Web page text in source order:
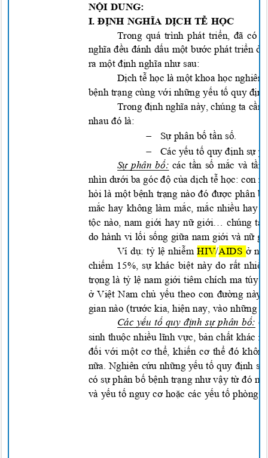
NỘI DUNG:
I. ĐỊNH NGHĨA DỊCH TỄ HỌC
Trong quá trình phát triển, đã có
nghĩa đều đánh dấu một bước phát triển
ra một định nghĩa như sau:
Dịch tễ học là một khoa học
bệnh trạng cùng với những yếu tố quy
Trong định nghĩa này, chúng ta
nhau đó là:
 Sự phân bố tần số.
 Các yếu tố quy định sự
Sự phân bố: các tần số mắc và
nhìn dưới ba góc độ của dịch tễ học: con
hỏi là một bệnh trạng nào đó được phân
mắc hay không làm mắc, mắc nhiều hay
tộc nào, nam giới hay nữ giới… chúng ta
do hành vi lối sống giữa nam giới và nữ
Ví dụ: tỷ lệ nhiễmHIV/AIDS ở
chiếm 15%, sự khác biệt này do rất
trọng là tỷ lệ nam giới tiêm chích ma túy
ở Việt Nam chủ yếu theo con đường
gian nào (trước kia, hiện nay, vào những
Các yếu tố quy định sự phân bố:
sinh thuộc nhiều lĩnh vực, bản chất khác
đối với một cơ thể, khiến cơ thể đó
nữa. Nghiên cứu những yếu tố quy định
có sự phân bố bệnh trạng như vậy từ đó
và yếu tố nguy cơ hoặc các yếu tố